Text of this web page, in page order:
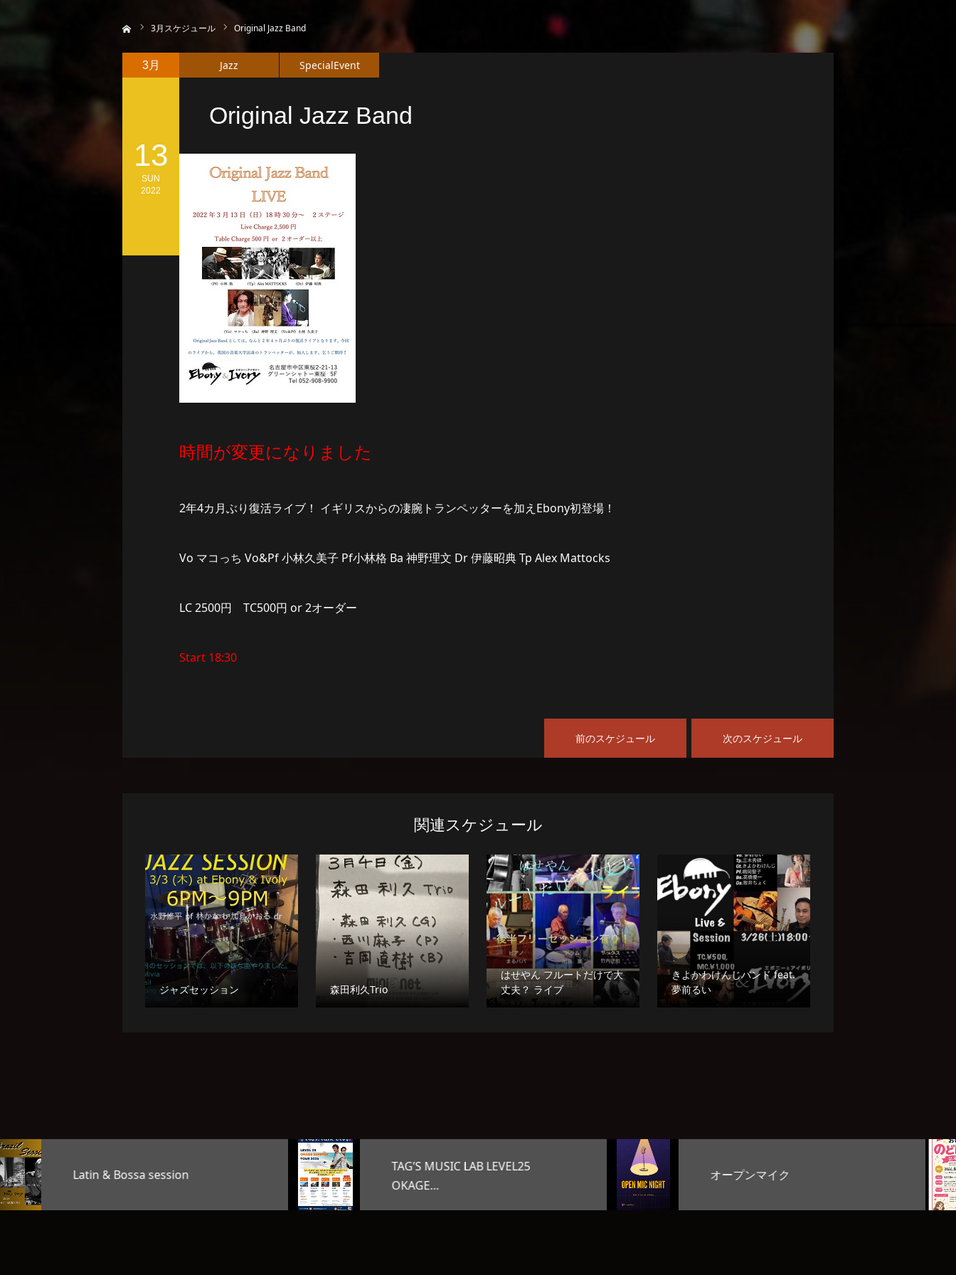
3月スケジュール Original Jazz Band
Original Jazz Band
3月
13
SUN
2022
Jazz SpecialEvent
時間が変更になりました
2年4カ月ぶり復活ライブ！ イギリスからの凄腕トランペッターを加えEbony初登場！
Vo マコっち Vo&Pf 小林久美子 Pf小林格 Ba 神野理文 Dr 伊藤昭典 Tp Alex Mattocks
LC 2500円 TC500円 or 2オーダー
Start 18:30
前のスケジュール 次のスケジュール
関連スケジュール
ジャズセッション 森田利久Trio
はせやん フルートだけで大
丈夫？ ライブ
きよかわけんじバンド feat.
夢前るい
オープンマイク お客様のど自慢大会